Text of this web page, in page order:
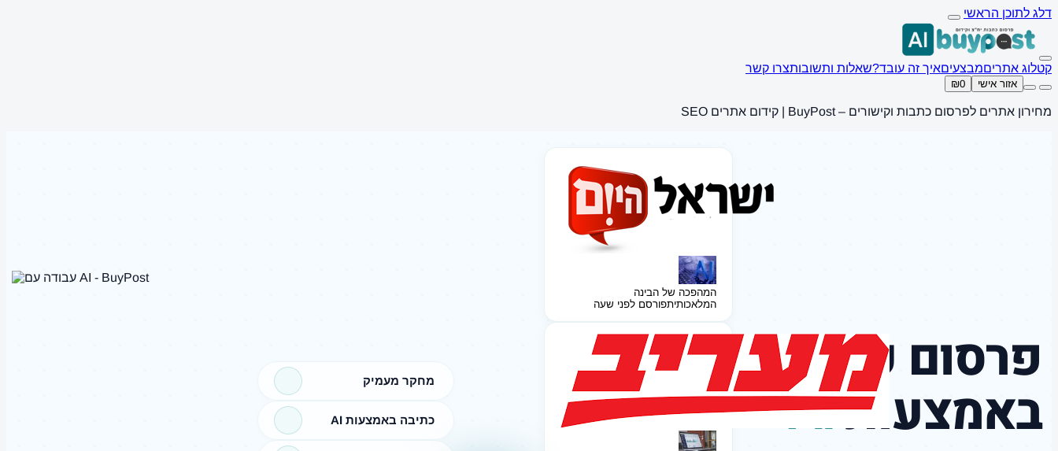
דלג לתוכן הראשי
קטלוג אתריםמבצעיםאיך זה עובד?שאלות ותשובותצרו קשר
אזור אישי ₪0
מחירון אתרים לפרסום כתבות וקישורים – BuyPost | קידום אתרים SEO
מחקר מעמיק
כתיבה באמצעות AI
המהפכה של הבינה
המלאכותיתפורסם לפני שעה
פרסום כתבות
באמצעותAI